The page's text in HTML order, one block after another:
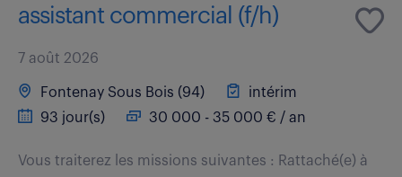
assistant commercial (f/h)
7 août 2026
Fontenay Sous Bois (94)
intérim
93 jour(s)
30 000 - 35 000 € / an
Vous traiterez les missions suivantes : Rattaché(e) à